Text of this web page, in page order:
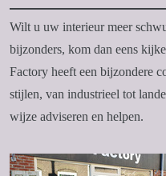
Wilt u uw interieur meer
bijzonders, kom dan eens
Factory heeft een bijzondere
stijlen, van industrieel tot
wijze adviseren en helpen.